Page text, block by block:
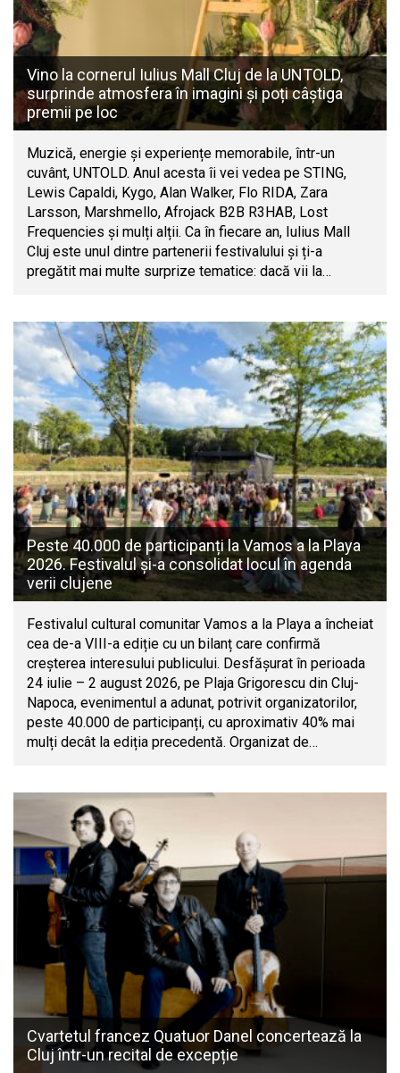
Vino la cornerul Iulius Mall Cluj de la UNTOLD,
surprinde atmosfera în imagini și poți câștiga
premii pe loc
Muzică, energie și experiențe memorabile, într-un
cuvânt, UNTOLD. Anul acesta îi vei vedea pe STING,
Lewis Capaldi, Kygo, Alan Walker, Flo RIDA, Zara
Larsson, Marshmello, Afrojack B2B R3HAB, Lost
Frequencies și mulți alții. Ca în fiecare an, Iulius Mall
Cluj este unul dintre partenerii festivalului și ți-a
pregătit mai multe surprize tematice: dacă vii la…
Peste 40.000 de participanți la Vamos a la Playa
2026. Festivalul și-a consolidat locul în agenda
verii clujene
Festivalul cultural comunitar Vamos a la Playa a încheiat
cea de-a VIII-a ediție cu un bilanț care confirmă
creșterea interesului publicului. Desfășurat în perioada
24 iulie – 2 august 2026, pe Plaja Grigorescu din Cluj-
Napoca, evenimentul a adunat, potrivit organizatorilor,
peste 40.000 de participanți, cu aproximativ 40% mai
mulți decât la ediția precedentă. Organizat de…
Cvartetul francez Quatuor Danel concertează la
Cluj într-un recital de excepție